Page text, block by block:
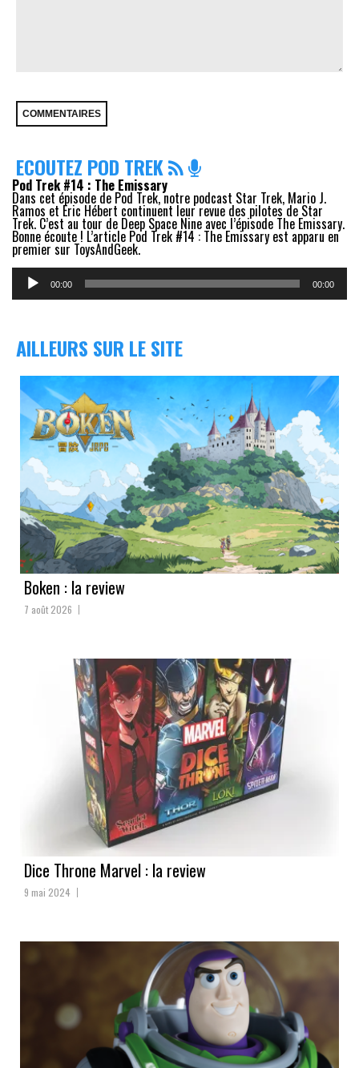
ECOUTEZ POD TREK
Pod Trek #14 : The Emissary
Dans cet épisode de Pod Trek, notre podcast Star Trek, Mario J.
Ramos et Eric Hébert continuent leur revue des pilotes de Star
Trek. C’est au tour de Deep Space Nine avec l’épisode The Emissary.
Bonne écoute ! L’article Pod Trek #14 : The Emissary est apparu en
premier sur ToysAndGeek.
Lecteur
audio 00:00 00:00
AILLEURS SUR LE SITE
Boken : la review
7 août 2026
Dice Throne Marvel : la review
9 mai 2024